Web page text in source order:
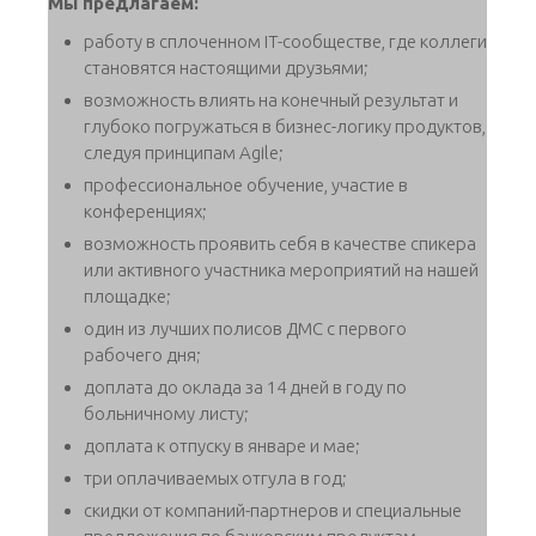
работу в сплоченном IT-сообществе, где коллеги
становятся настоящими друзьями;
возможность влиять на конечный результат и
глубоко погружаться в бизнес-логику продуктов,
следуя принципам Agile;
профессиональное обучение, участие в
конференциях;
возможность проявить себя в качестве спикера
или активного участника мероприятий на нашей
площадке;
один из лучших полисов ДМС с первого
рабочего дня;
доплата до оклада за 14 дней в году по
больничному листу;
доплата к отпуску в январе и мае;
три оплачиваемых отгула в год;
скидки от компаний-партнеров и специальные